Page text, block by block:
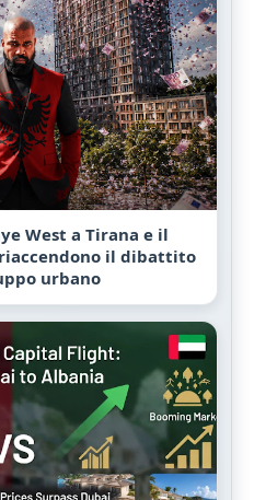
West a Tirana e il
il dibattito
urbano